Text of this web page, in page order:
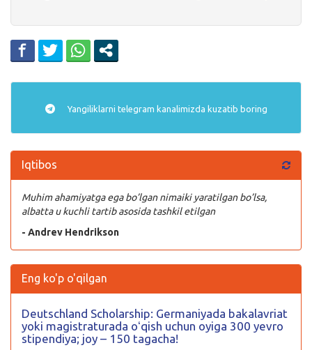
Yangiliklarni telegram kanalimizda kuzatib boring
Iqtibos
Muhim ahamiyatga ega bo’lgan nimaiki yaratilgan bo’lsa,
albatta u kuchli tartib asosida tashkil etilgan
- Andrev Hendrikson
Eng ko'p o'qilgan
Deutschland Scholarship: Germaniyada bakalavriat
yoki magistraturada oʻqish uchun oyiga 300 yevro
stipendiya; joy – 150 tagacha!